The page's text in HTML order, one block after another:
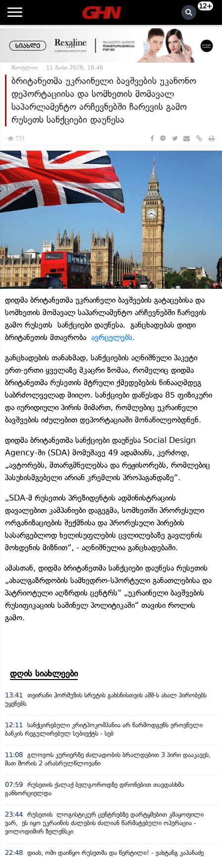
12+
მსოფლიო 11 მაისი 2026, 18:46
ბრიტანეთმა უკრაინელი ბავშვების უკანონო
დეპორტაციისა და სომხეთის მომავალ
საპარლამენტო არჩევნებში ჩარევის გამო
რუსეთს სანქციები დაუწესა
733
დიდმა ბრიტანეთმა უკრაინელი ბავშვების გატაცებისა და
სომხეთის მომავალ საპარლამენტო არჩევნებში ჩარევის
გამო რუსეთს სანქციები დაუწესა. განცხადებას დიდი
ბრიტანეთის მთავრობა ავრცელებს.
განცხადების თანახმად, სანქციების აღნიშნული პაკეტი
ერთ-ერთი ყველაზე მკაცრი ზომაა, რომელიც დიდმა
ბრიტანეთმა რუსეთის მტრული ქმედებების წინააღმდეგ
საბრძოლველად მიიღო. სანქციები დაწესდა 85 ფიზიკური
და იურიდიული პირის მიმართ, რომლებიც უკრაინელი
ბავშვების იძულებით დეპორტაციაში მონაწილეობდნენ.
დიდმა ბრიტანეთმა სანქციები დაუწესა Social Design
Agency-ში (SDA) მომუშავე 49 ადამიანს, კერძოდ,
„ავტორებს, მთარგმნელებსა და რეჟისორებს, რომლებიც
პასუხისმგებელი არიან კრემლის პროპაგანდაზე“.
„SDA-მ რუსეთის პრეზიდენტის ადმინისტრაციის
დავალებით კამპანიები დაგეგმა, სომხეთში პრორუსული
ორგანიზაციების შექმნისა და პრორუსული პირების
სასარგებლოდ ხელისუფლების ცვლილებაზე გავლენის
მოხდენის მიზნით“, - აღნიშნულია განცხადებაში.
ამასთან, დიდმა ბრიტანეთმა სანქციები დაუწესა რუსეთის
„ახალგაზრდობის სამხედრო-სპორტული განათლებისა და
პატრიოტული აღზრდის ცენტრს“ „უკრაინელი ბავშვების
რუსიფიკაციის საშინელ პოლიტიკაში“ თავისი როლის
გამო.
დღის სიახლეები
13:41
თეირანი ჰორმუზის სრუტის გახსნისთვის აშშ-ს ახალ პირობებს
უყენებს
12:11
სანქცირებული კრიტპოკომპანია არ წარმოდგენს ეროვნული
ბანკის რეგულირებულ სუბიექტს - სებ
11:08 გლოვოს კურიერზე ძალადობის ბრალდებით 3 პირი დააკავეს,
მათ შორის 2 არასრულწლოვანი
07:59 რუსეთის ქალაქ ბელგოროდზე დრონებით თავდასხმა
განხორციელდა
23:44 რუსეთის ლოგისტიკურ ცენტრებზე დარტყმებით კმაყოფილი
ვარ, ეს იყო უკრაინის ძალების ძალიან წარმატებული ოპერაცია -
ვოლოდიმირ ზელენსკი
22:48 დიახ, ომი დაიწყო რუსეთმა და წერტილი! - ვახტანგ კაპანაძე